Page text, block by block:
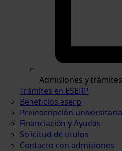
Admisiones y trámites
Trámites en ESERP
Beneficios eserp
Preinscripción universitaria
Financiación y Ayudas
Solicitud de títulos
Contacto con admisiones